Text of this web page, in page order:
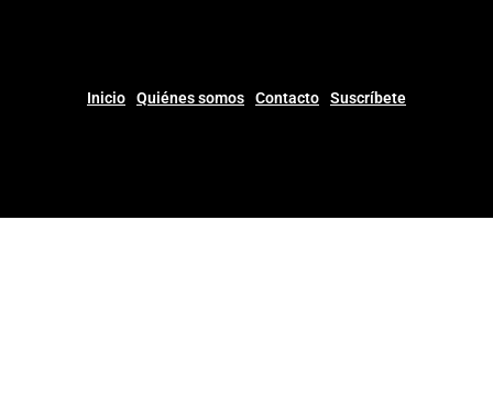
Inicio Quiénes somos Contacto Suscríbete